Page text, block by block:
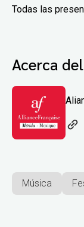
Todas las
Acerca
Música